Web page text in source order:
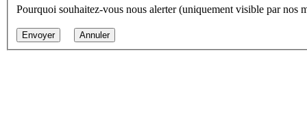
Pourquoi souhaitez-vous nous alerter (uniquement visible par nos